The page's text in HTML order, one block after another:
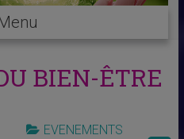
BIEN-ÊTRE
EVENEMENTS